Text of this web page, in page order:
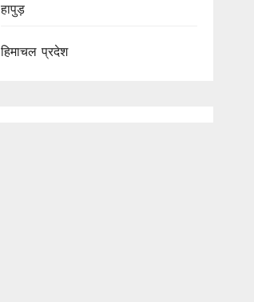
हापुड़
हिमाचल प्रदेश